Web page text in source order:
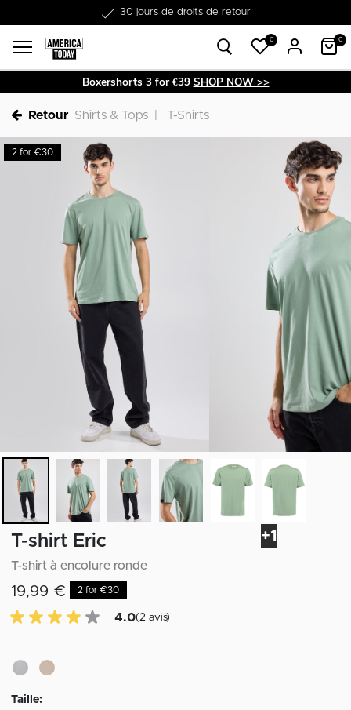
30 jours de droits de retour
0 0
Boxershorts 3 for €39 SHOP NOW >>
Retour Shirts & Tops T-Shirts
+1
2 for €30
T-shirt Eric
T-shirt à encolure ronde
19,99 € 2 for €30
4.0 sur 5 avis des clients
4.0(2 avis)
Taille: